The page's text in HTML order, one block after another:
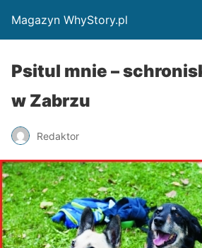
Magazyn WhyStory.pl
Psitul mnie –
w Zabrzu
Redaktor